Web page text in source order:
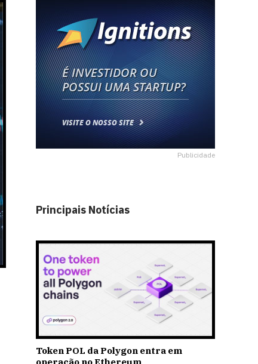
Publicidade
Principais Notícias
Token POL da Polygon entra em
operação no Ethereum